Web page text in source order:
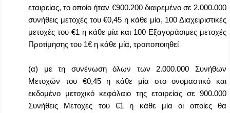
εταιρείας, το οποίο ήταν €900.200 διαιρεμένο σε 2.000.000
συνήθεις μετοχές του €0,45 η κάθε μία, 100 Διαχειριστικές
μετοχές του €1 η κάθε μία και 100 Εξαγοράσιμες μετοχές
Προτίμησης του 1€ η κάθε μία, τροποποιηθεί
(α) με τη συνένωση όλων των 2.000.000 Συνήθων
Μετοχών του €0,45 η κάθε μία στο ονομαστικό και
εκδομένο μετοχικό κεφάλαιο της εταιρείας σε 900.000
Συνήθεις Μετοχές του €1 η κάθε μία οι οποίες θα